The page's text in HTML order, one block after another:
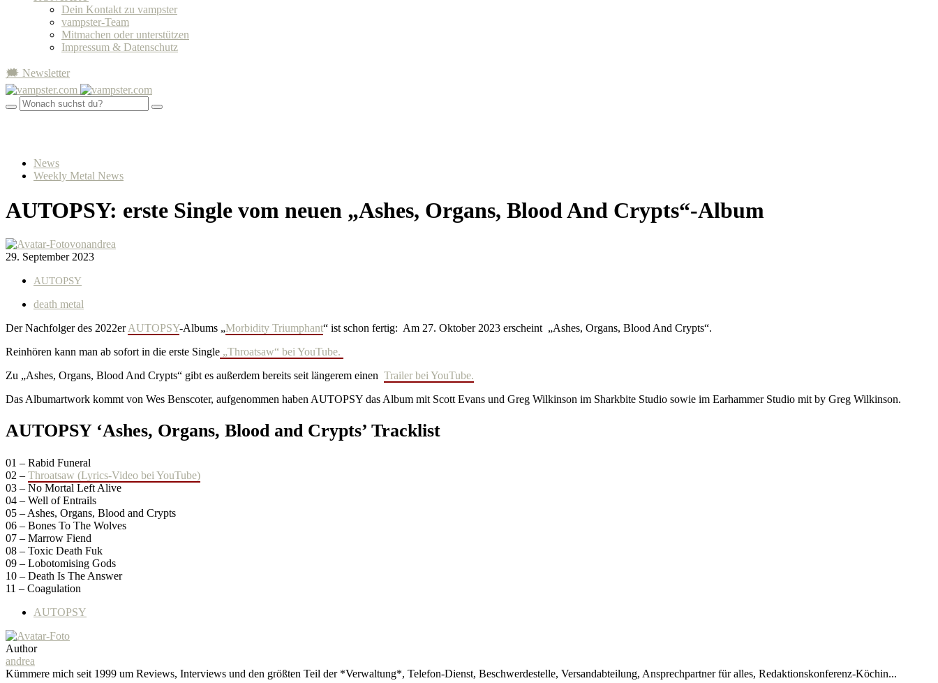
Dein Kontakt zu vampster
vampster-Team
Mitmachen oder unterstützen
Impressum & Datenschutz
🗯 Newsletter
News
Weekly Metal News
AUTOPSY: erste Single vom neuen „Ashes, Organs, Blood And Crypts“-Album
vonandrea
29. September 2023
AUTOPSY
death metal
Der Nachfolger des 2022erAUTOPSY-Albums „Morbidity Triumphant“ ist schon fertig: Am 27. Oktober 2023 erscheint „Ashes, Organs, Blood And Crypts“.
Reinhören kann man ab sofort in die erste Single „Throatsaw“ bei YouTube.
Zu „Ashes, Organs, Blood And Crypts“ gibt es außerdem bereits seit längerem einen Trailer bei YouTube.
Das Albumartwork kommt von Wes Benscoter, aufgenommen haben AUTOPSY das Album mit Scott Evans und Greg Wilkinson im Sharkbite Studio sowie im Earhammer Studio mit by Greg Wilkinson.
AUTOPSY ‘Ashes, Organs, Blood and Crypts’ Tracklist
01 – Rabid Funeral
02 – Throatsaw (Lyrics-Video bei YouTube)
03 – No Mortal Left Alive
04 – Well of Entrails
05 – Ashes, Organs, Blood and Crypts
06 – Bones To The Wolves
07 – Marrow Fiend
08 – Toxic Death Fuk
09 – Lobotomising Gods
10 – Death Is The Answer
11 – Coagulation
AUTOPSY
Author
andrea
Kümmere mich seit 1999 um Reviews, Interviews und den größten Teil der *Verwaltung*, Telefon-Dienst, Beschwerdestelle, Versandabteilung, Ansprechpartner für alles, Redaktionskonferenz-Köchin...